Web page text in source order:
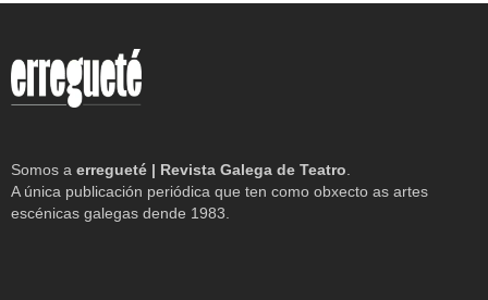
Somos a erregueté | Revista Galega de Teatro
A única publicación periódica que ten como obxecto as artes
escénicas galegas dende 1983.